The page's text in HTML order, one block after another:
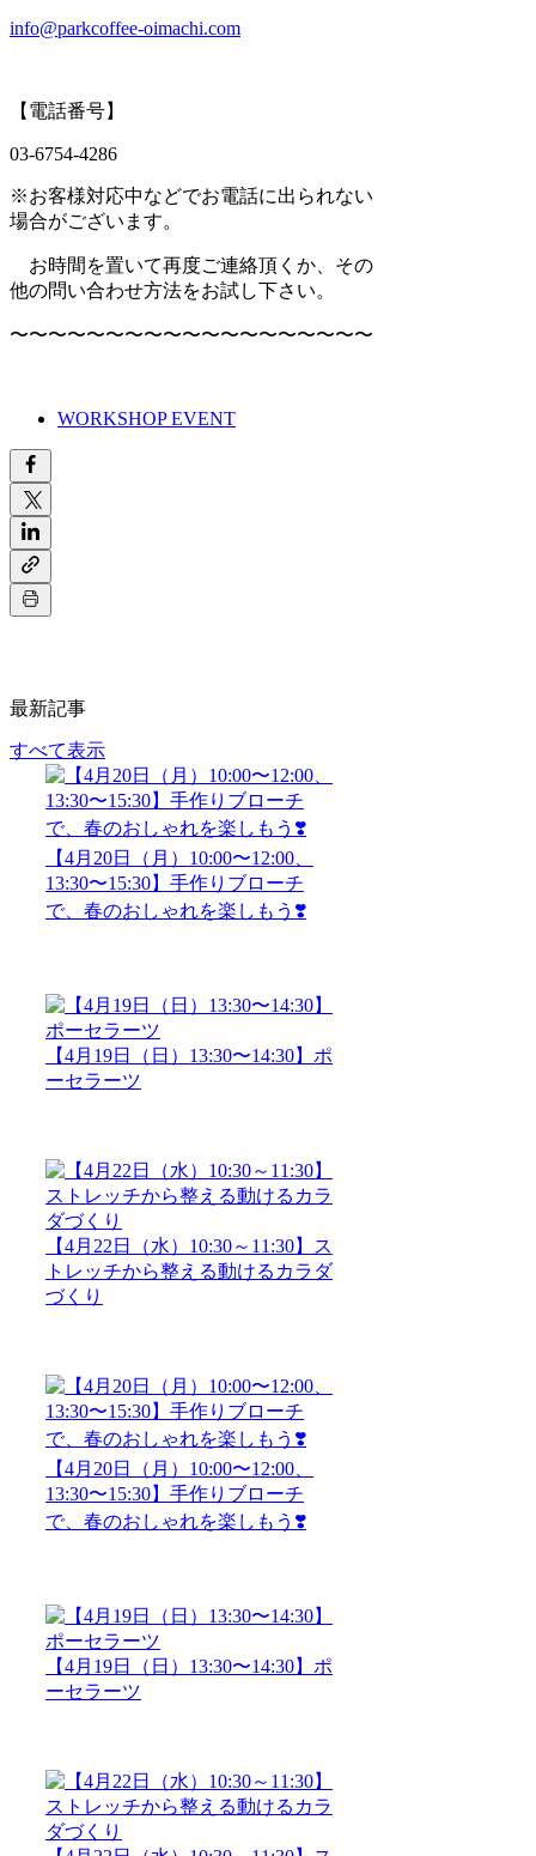
info@parkcoffee-oimachi.com
【電話番号】
03-6754-4286
※お客様対応中などでお電話に出られない
場合がございます。
お時間を置いて再度ご連絡頂くか、その
他の問い合わせ方法をお試し下さい。
〜〜〜〜〜〜〜〜〜〜〜〜〜〜〜〜〜〜〜
WORKSHOP EVENT
最新記事
すべて表示
【4月20日（月）10:00〜12:00、
13:30〜15:30】手作りブローチ
で、春のおしゃれを楽しもう❣️
【4月19日（日）13:30〜14:30】ポ
ーセラーツ
【4月22日（水）10:30～11:30】ス
トレッチから整える動けるカラダ
づくり
【4月20日（月）10:00〜12:00、
13:30〜15:30】手作りブローチ
で、春のおしゃれを楽しもう❣️
【4月19日（日）13:30〜14:30】ポ
ーセラーツ